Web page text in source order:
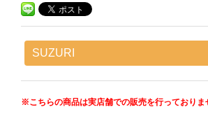
SUZURI
※こちらの商品は実店舗での販売を行っておりま